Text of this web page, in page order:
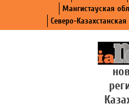
Мангистауская
Северо-Казахстанская